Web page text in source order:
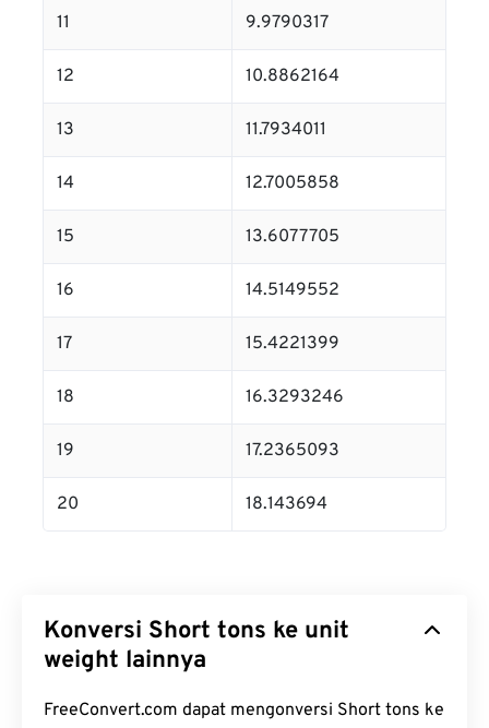
11 9.9790317
12 10.8862164
13 11.7934011
14 12.7005858
15 13.6077705
16 14.5149552
17 15.4221399
18 16.3293246
19 17.2365093
20 18.143694
Konversi Short tons ke unit
weight lainnya
FreeConvert.com dapat mengonversi Short tons ke